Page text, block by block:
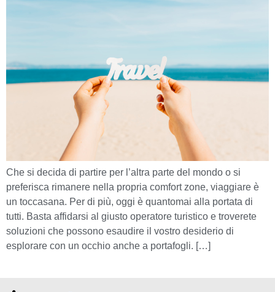
Che si decida di partire per l’altra parte del mondo o si
preferisca rimanere nella propria comfort zone, viaggiare è
un toccasana. Per di più, oggi è quantomai alla portata di
tutti. Basta affidarsi al giusto operatore turistico e troverete
soluzioni che possono esaudire il vostro desiderio di
esplorare con un occhio anche a portafogli. […]